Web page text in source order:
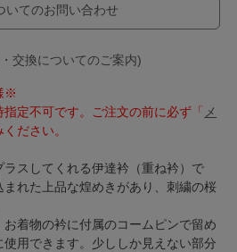
いてのお問い合わせ
交換についてのご案内)
※
定不可です。ご注文の前に必ず「 メ
ださい。
スしてくれる伊達衿（重ね衿）で
れた上品な煌めきがあり、刺繍の桜
着物の衿に付属のコームピンで留め
用できます。少ししか見えない部分